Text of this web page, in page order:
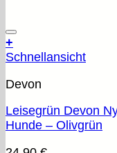
+
Schnellansicht
Devon
Leisegrün Devon
Hunde – Olivgrün